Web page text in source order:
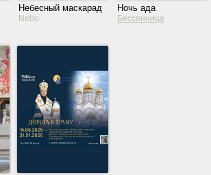
Небесный маскарад
Nebo
Ночь ада
Бессонница